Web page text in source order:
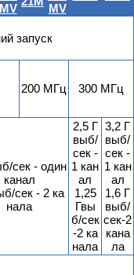
MV
MV
запуск
200 МГц 300 МГц
сек - один
канал
сек - 2 ка
нала
2,5 Г
выб/
сек -
1 кан
ал
1,25
Гвы
б/сек
-2 ка
нала
3,2 Г
выб/
сек -
1 кан
ал
1,6 Г
выб/
сек-2
кана
ла